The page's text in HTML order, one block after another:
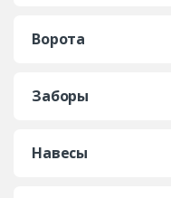
Ворота
Заборы
Навесы